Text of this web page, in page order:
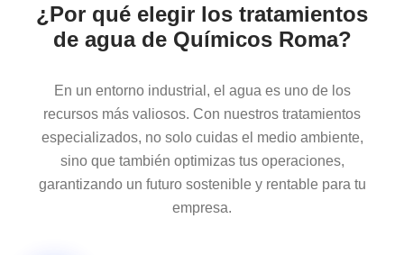
¿Por qué elegir los tratamientos
de agua de Químicos Roma?
En un entorno industrial, el agua es uno de los
recursos más valiosos. Con nuestros tratamientos
especializados, no solo cuidas el medio ambiente,
sino que también optimizas tus operaciones,
garantizando un futuro sostenible y rentable para tu
empresa.